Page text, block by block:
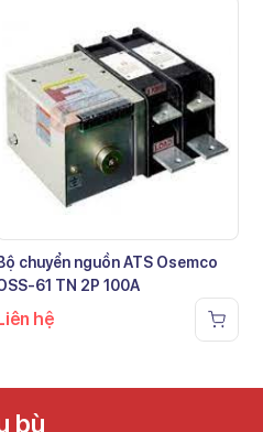
chuyển nguồn ATS Osemco
61 TN 2P 100A
Liên hệ
bù